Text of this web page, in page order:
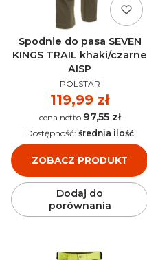
Spodnie do pasa SEVEN
KINGS TRAIL khaki/czarne
AISP
PRODUCENT
POLSTAR
Cena
119,99 zł
Cena 97,55 zł
ZOBACZ PRODUKT
Dostępność: średnia ilość
Dodaj do
porównania